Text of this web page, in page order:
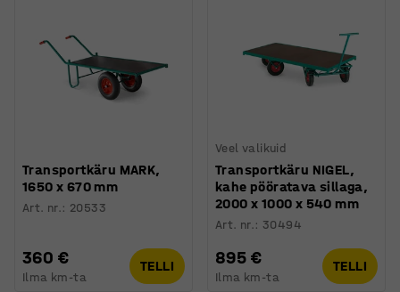
Transportkäru MARK,
1650 x 670 mm
Art. nr.: 20533
360 €
Ilma km-ta
TELLI
Veel valikuid
Transportkäru NIGEL,
kahe pööratava sillaga,
2000 x 1000 x 540 mm
Art. nr.: 30494
895 €
Ilma km-ta
TELLI